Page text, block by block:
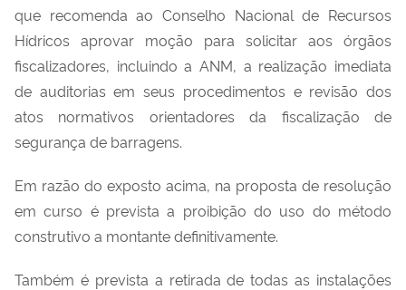
que recomenda ao Conselho Nacional de Recursos
Hídricos aprovar moção para solicitar aos órgãos
fiscalizadores, incluindo a ANM, a realização imediata
de auditorias em seus procedimentos e revisão dos
atos normativos orientadores da fiscalização de
segurança de barragens.
Em razão do exposto acima, na proposta de resolução
em curso é prevista a proibição do uso do método
construtivo a montante definitivamente.
Também é prevista a retirada de todas as instalações